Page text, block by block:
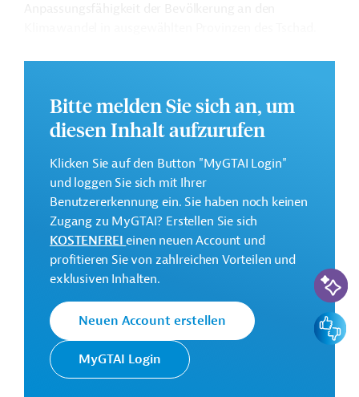
Die Durchführung des Projekts ist von Juni 2026 bis Juni
Weitere Informationen zu dem Entwicklungsprojekt
finden Sie auf derWebseite der Weltbankgruppe
bereitsteht.
GTAI informiert über dieWeltbankgruppe
Schwerpunkte, Regularien und praktische Hinweise zur
Geschäftsanbahnung.
Gesamtkosten:
160 Millionen US-Dollar
Geberbeitrag:
155,5 Millionen US-Dollar (IDA, Zuschuss)
Kontaktadressen
Bitte melden Sie sich an, um
diesen Inhalt aufzurufen
Klicken Sie auf den Button "MyGTAI Login"
und loggen Sie sich mit Ihrer
Benutzererkennung ein. Sie haben noch keinen
Zugang zu MyGTAI? Erstellen Sie sich
KOSTENFREIeinen neuen Account und
profitieren Sie von zahlreichen Vorteilen und
exklusiven Inhalten.
Neuen Account erstellen
MyGTAI Login
KI-